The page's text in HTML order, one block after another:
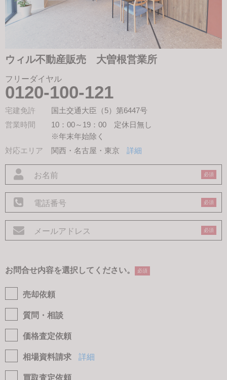
ウィル不動産販売 大曽根営業所
フリーダイヤル
0120-100-121
宅建免許
国土交通大臣（5）第6447号
営業時間
10：00～19：00 定休日無し
※年末年始除く
対応エリア
関西・名古屋・東京 詳細
必須
必須
必須
お問合せ内容を選択してください。 必須
売却依頼
質問・相談
価格査定依頼
相場資料請求 詳細
買取査定依頼